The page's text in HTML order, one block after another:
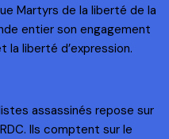
Martyrs de la liberté de la
entier son engagement
liberté d’expression.
assassinés repose sur
Ils comptent sur le